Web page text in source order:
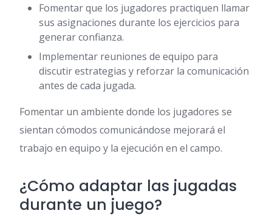
Fomentar que los jugadores practiquen llamar
sus asignaciones durante los ejercicios para
generar confianza.
Implementar reuniones de equipo para
discutir estrategias y reforzar la comunicación
antes de cada jugada.
Fomentar un ambiente donde los jugadores se
sientan cómodos comunicándose mejorará el
trabajo en equipo y la ejecución en el campo.
¿Cómo adaptar las jugadas
durante un juego?